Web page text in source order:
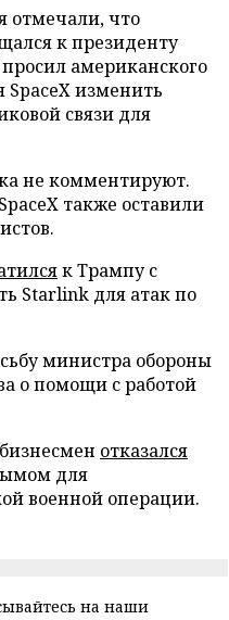
отмечали, что
к президенту
американского
SpaceX изменить
связи для
не комментируют.
также оставили
к Трампу с
Starlink для атак по
министра обороны
о помощи с работой
отказался
для
военной операции.
на наши